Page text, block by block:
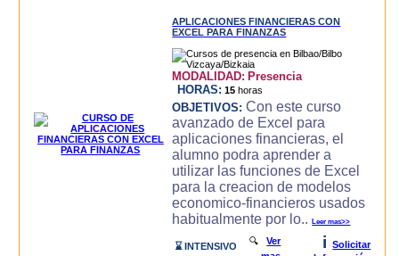
APLICACIONES FINANCIERAS CON
EXCEL PARA FINANZAS
MODALIDAD: Presencia
HORAS: 15 horas
OBJETIVOS: Con este curso
avanzado de Excel para
aplicaciones financieras, el
alumno podra aprender a
utilizar las funciones de Excel
para la creacion de modelos
economico-financieros usados
habitualmente por lo..Leer mas>>
⌛ INTENSIVO 🔍Ver
i
Solicitar